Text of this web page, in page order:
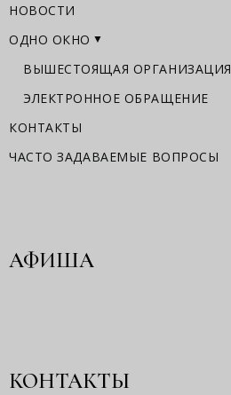
НОВОСТИ
ОДНО ОКНО
ВЫШЕСТОЯЩАЯ ОРГАНИЗАЦИЯ
ЭЛЕКТРОННОЕ ОБРАЩЕНИЕ
КОНТАКТЫ
ЧАСТО ЗАДАВАЕМЫЕ ВОПРОСЫ
АФИША
КОНТАКТЫ